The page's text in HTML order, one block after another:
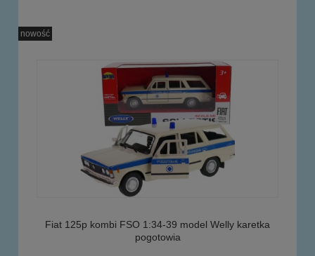
Fiat 125p kombi FSO 1:34-39 model Welly karetka
pogotowia
nowość